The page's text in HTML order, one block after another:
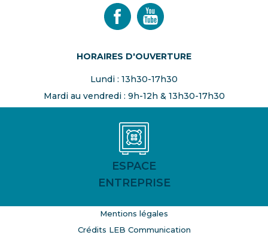
HORAIRES D'OUVERTURE
Lundi : 13h30-17h30
Mardi au vendredi : 9h-12h & 13h30-17h30
ESPACE
ENTREPRISE
Mentions légales
Crédits LEB Communication